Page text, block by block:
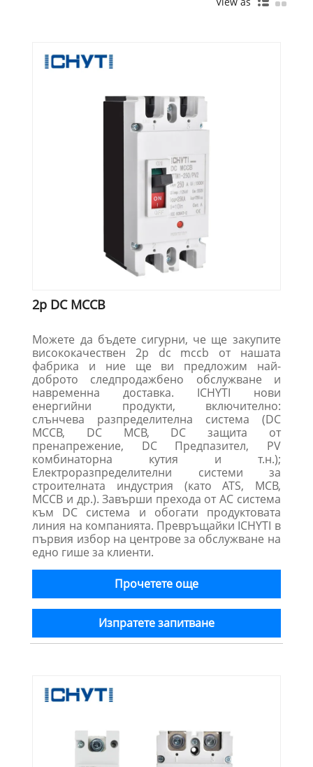
2p DC MCCB
Можете да бъдете сигурни, че ще закупите
висококачествен 2p dc mccb от нашата
фабрика и ние ще ви предложим най-
доброто следпродажбено обслужване и
навременна доставка. ICHYTI нови
енергийни продукти, включително:
слънчева разпределителна система (DC
MCCB, DC MCB, DC защита от
пренапрежение, DC Предпазител, PV
комбинаторна кутия и т.н.);
Електроразпределителни системи за
строителната индустрия (като ATS, MCB,
MCCB и др.). Завърши прехода от AC система
към DC система и обогати продуктовата
линия на компанията. Превръщайки ICHYTI в
първия избор на центрове за обслужване на
едно гише за клиенти.
Прочетете още
Изпратете запитване